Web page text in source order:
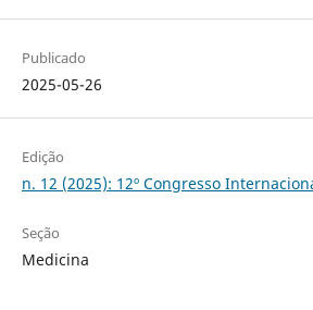
Publicado
2025-05-26
Edição
n. 12 (2025): 12º Congresso
Seção
Medicina